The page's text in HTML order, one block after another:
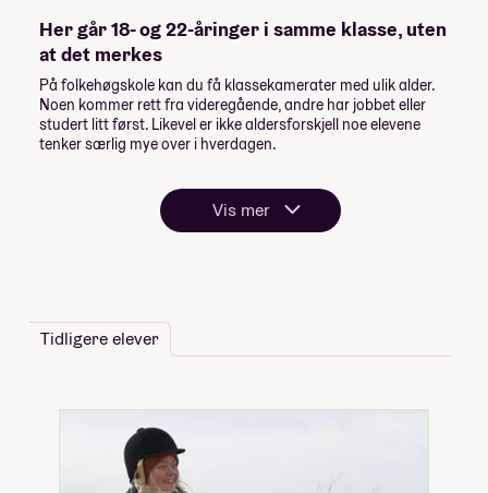
Her går 18- og 22-åringer i samme klasse, uten
at det merkes
På folkehøgskole kan du få klassekamerater med ulik alder.
Noen kommer rett fra videregående, andre har jobbet eller
studert litt først. Likevel er ikke aldersforskjell noe elevene
tenker særlig mye over i hverdagen.
Vis mer
Tidligere elever